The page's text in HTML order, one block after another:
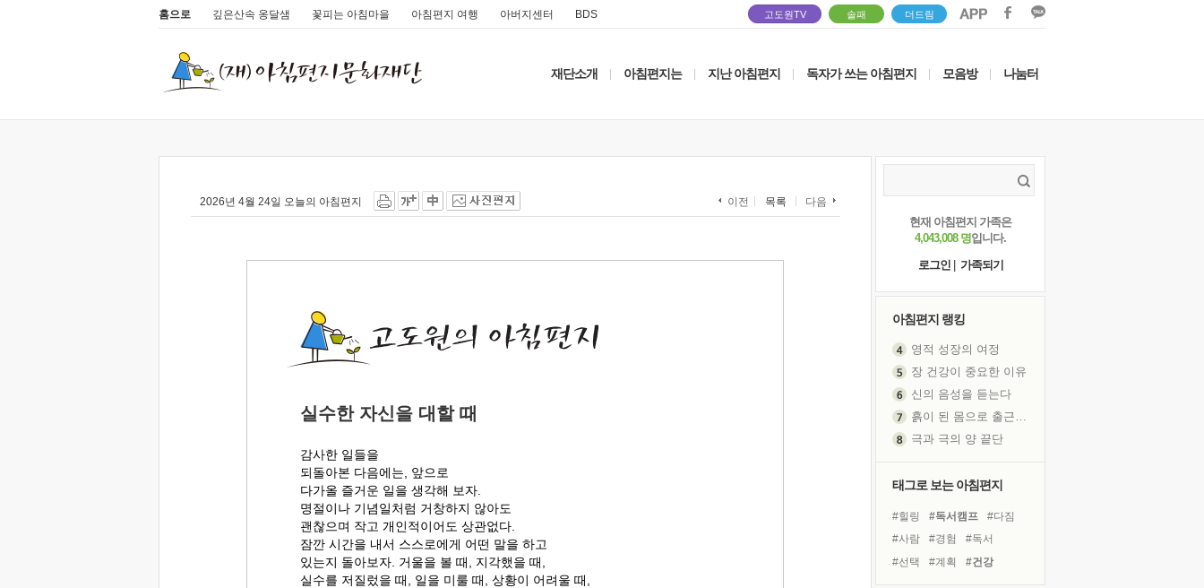
홈으로 깊은산속 옹달샘 꽃피는 아침마을 아침편지 여행 아버지센터 BDS 고도원TV 솔패 더드림
재단소개 아침편지는 지난 아침편지 독자가 쓰는 아침편지 모음방 나눔터
2026년 4월 24일 오늘의 아침편지 이전 목록 다음
실수한 자신을 대할 때
감사한 일들을
되돌아본 다음에는, 앞으로
다가올 즐거운 일을 생각해 보자.
명절이나 기념일처럼 거창하지 않아도
괜찮으며 작고 개인적이어도 상관없다.
잠깐 시간을 내서 스스로에게 어떤 말을 하고
있는지 돌아보자. 거울을 볼 때, 지각했을 때,
실수를 저질렀을 때, 일을 미룰 때, 상황이 어려울 때,
현재 아침편지 가족은
4,043,008 명입니다.
로그인
가족되기
아침편지 랭킹
영적 성장의 여정
장 건강이 중요한 이유
신의 음성을 듣는다
흙이 된 몸으로 출근하는 여자
극과 극의 양 끝단
태그로 보는 아침편지
#힐링 #독서캠프
#다짐
#사람
#경험
#독서
#선택
#계획
#건강